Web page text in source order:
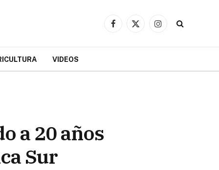
Facebook
X
Instagram
VIDEOS
a 20 años
Sur